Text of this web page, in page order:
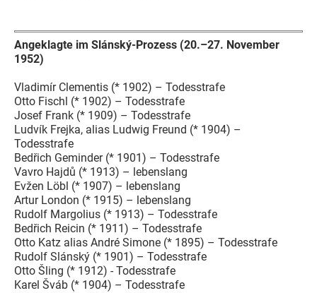
Angeklagte im Slánský-Prozess (20.–27. November
1952)
Vladimír Clementis (* 1902) – Todesstrafe
Otto Fischl (* 1902) – Todesstrafe
Josef Frank (* 1909) – Todesstrafe
Ludvík Frejka, alias Ludwig Freund (* 1904) –
Todesstrafe
Bedřich Geminder (* 1901) – Todesstrafe
Vavro Hajdů (* 1913) – lebenslang
Evžen Löbl (* 1907) – lebenslang
Artur London (* 1915) – lebenslang
Rudolf Margolius (* 1913) – Todesstrafe
Bedřich Reicin (* 1911) – Todesstrafe
Otto Katz alias André Simone (* 1895) – Todesstrafe
Rudolf Slánský (* 1901) – Todesstrafe
Otto Šling (* 1912) - Todesstrafe
Karel Šváb (* 1904) – Todesstrafe